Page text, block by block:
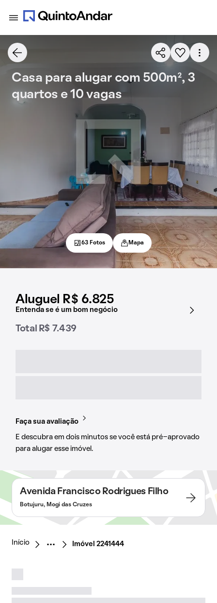
Aluguel R$ 6.825
Entenda se é um bom negócio
Total R$ 7.439
Faça sua avaliação
E descubra em dois minutos se você está pré-aprovado
para alugar esse imóvel.
Casa para alugar com 500m², 3
quartos e 10 vagas
63 Fotos Mapa
Avenida Francisco Rodrigues Filho
Botujuru, Mogi das Cruzes
Início Imóvel 2241444